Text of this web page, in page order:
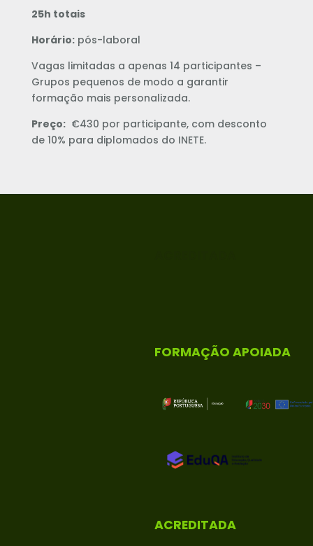
25h totais
Horário: pós-laboral
Vagas limitadas a apenas 14 participantes –
Grupos pequenos de modo a garantir
formação mais personalizada.
Preço: €430 por participante, com desconto
de 10% para diplomados do INETE.
FORMAÇÃO APOIADA
ACREDITADA